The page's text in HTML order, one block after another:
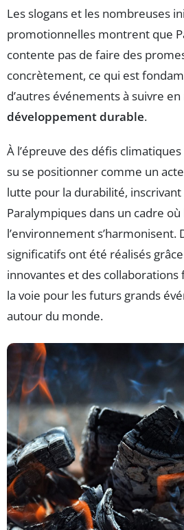
Les slogans et les nombreuses
promotionnelles montrent que
contente pas de faire des
concrètement, ce qui est
d’autres événements à suivre
développement durable.
À l’épreuve des défis
su se positionner comme un
lutte pour la durabilité, inscrivant
Paralympiques dans un cadre
l’environnement s’harmonisent.
significatifs ont été réalisés
innovantes et des
la voie pour les futurs grands
autour du monde.